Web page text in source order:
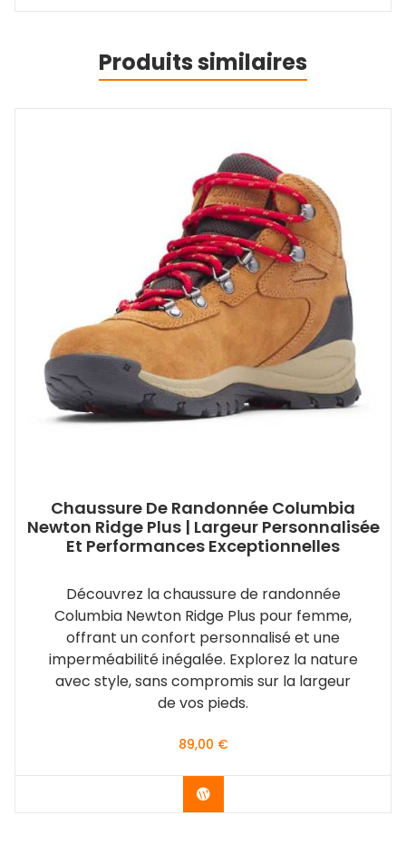
Produits similaires
Chaussure De Randonnée Columbia
Newton Ridge Plus | Largeur Personnalisée
Et Performances Exceptionnelles
Découvrez la chaussure de randonnée
Columbia Newton Ridge Plus pour femme,
offrant un confort personnalisé et une
imperméabilité inégalée. Explorez la nature
avec style, sans compromis sur la largeur
de vos pieds.
89,00 €
Voir les différentes couleurs